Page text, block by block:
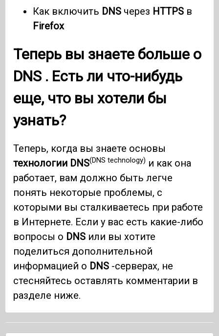
Как включить DNS через HTTPS в
Firefox
Теперь вы знаете больше о
DNS . Есть ли что-нибудь
еще, что вы хотели бы
узнать?
Теперь, когда вы знаете основы
технологии DNS(DNS technology) и как она
работает, вам должно быть легче
понять некоторые проблемы, с
которыми вы сталкиваетесь при работе
в Интернете. Если у вас есть какие-либо
вопросы о DNS или вы хотите
поделиться дополнительной
информацией о DNS -серверах, не
стесняйтесь оставлять комментарии в
разделе ниже.